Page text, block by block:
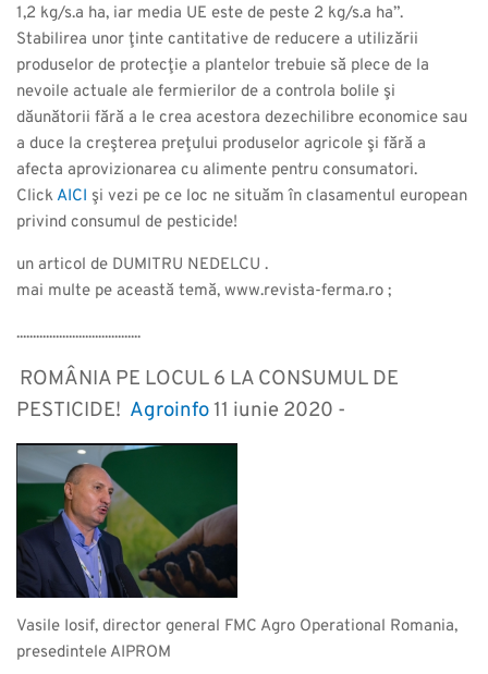
1,2 kg/s.a ha, iar media UE este de peste 2 kg/s.a ha”.
Stabilirea unor ţinte cantitative de reducere a utilizării
produselor de protecţie a plantelor trebuie să plece de la
nevoile actuale ale fermierilor de a controla bolile şi
dăunătorii fără a le crea acestora dezechilibre economice sau
a duce la creşterea preţului produselor agricole şi fără a
afecta aprovizionarea cu alimente pentru consumatori.
Click AICI şi vezi pe ce loc ne situăm în clasamentul european
privind consumul de pesticide!
un articol de DUMITRU NEDELCU .
mai multe pe această temă, www.revista-ferma.ro ;
......................................
ROMÂNIA PE LOCUL 6 LA CONSUMUL DE
PESTICIDE! Agroinfo 11 iunie 2020 -
Vasile Iosif, director general FMC Agro Operational Romania,
presedintele AIPROM